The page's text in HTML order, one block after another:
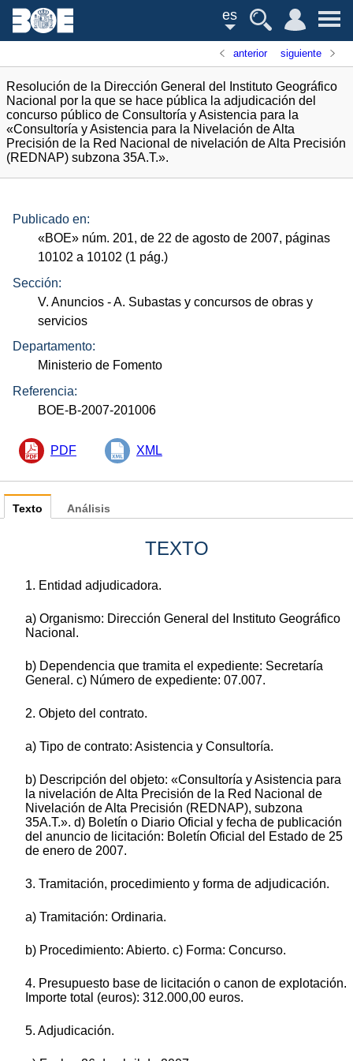
es
anterior siguiente
Resolución de la Dirección General del Instituto Geográfico
Nacional por la que se hace pública la adjudicación del
concurso público de Consultoría y Asistencia para la
«Consultoría y Asistencia para la Nivelación de Alta
Precisión de la Red Nacional de nivelación de Alta Precisión
(REDNAP) subzona 35A.T.».
Publicado en:
«BOE» núm. 201, de 22 de agosto de 2007, páginas
10102 a 10102 (1 pág.)
Sección:
V. Anuncios - A. Subastas y concursos de obras y
servicios
Departamento:
Ministerio de Fomento
Referencia:
BOE-B-2007-201006
PDF XML
Texto
TEXTO
1. Entidad adjudicadora.
a) Organismo: Dirección General del Instituto Geográfico
Nacional.
b) Dependencia que tramita el expediente: Secretaría
General. c) Número de expediente: 07.007.
2. Objeto del contrato.
a) Tipo de contrato: Asistencia y Consultoría.
b) Descripción del objeto: «Consultoría y Asistencia para
la nivelación de Alta Precisión de la Red Nacional de
Nivelación de Alta Precisión (REDNAP), subzona
35A.T.». d) Boletín o Diario Oficial y fecha de publicación
del anuncio de licitación: Boletín Oficial del Estado de 25
de enero de 2007.
3. Tramitación, procedimiento y forma de adjudicación.
a) Tramitación: Ordinaria.
b) Procedimiento: Abierto. c) Forma: Concurso.
4. Presupuesto base de licitación o canon de explotación.
Importe total (euros): 312.000,00 euros.
5. Adjudicación.
Análisis